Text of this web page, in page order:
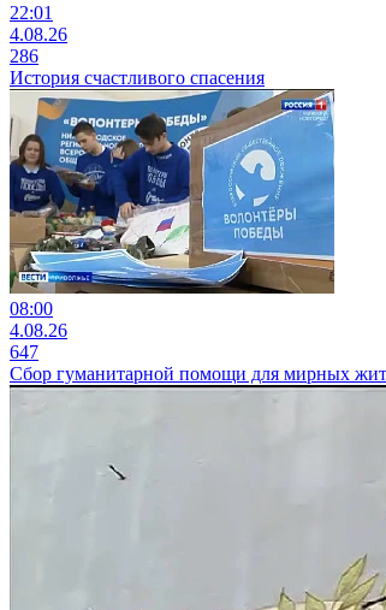
22:01
4.08.26
286
История счастливого спасения
08:00
4.08.26
647
Сбор гуманитарной помощи для мирных